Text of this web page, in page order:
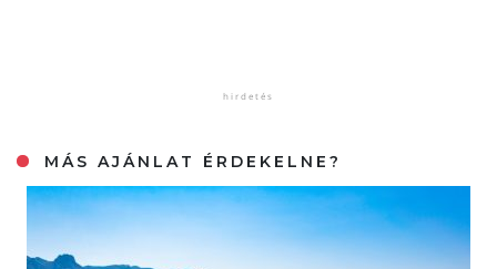
MÁS AJÁNLAT ÉRDEKELNE?